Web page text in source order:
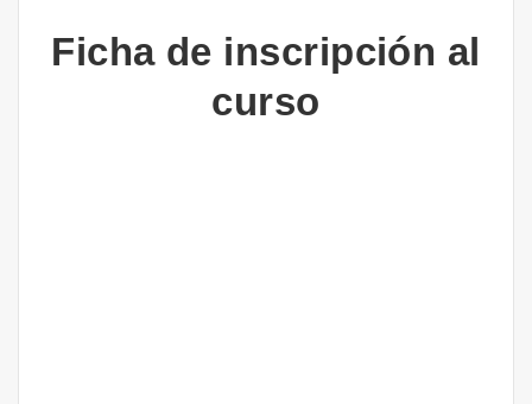
Ficha de inscripción al
curso